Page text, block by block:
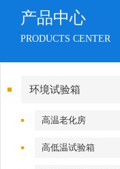
产品中心
PRODUCTS CENTER
环境试验箱
高温老化房
高低温试验箱